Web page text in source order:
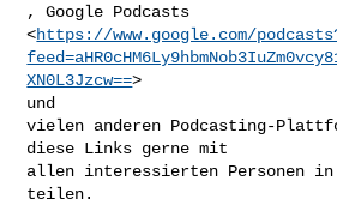
, Google Podcasts
<https://www.google.com/
XN0L3Jzcw==>
und
vielen anderen Podcasting-
diese Links gerne mit
allen interessierten Personen in
teilen.